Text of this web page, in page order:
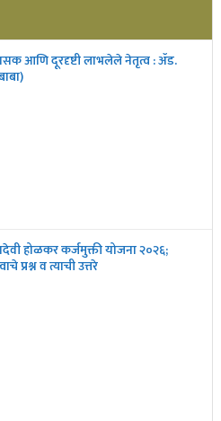
आणि दूरदृष्टी लाभलेले नेतृत्व : ॲड.
होळकर कर्जमुक्ती योजना २०२६;
प्रश्न व त्याची उत्तरे